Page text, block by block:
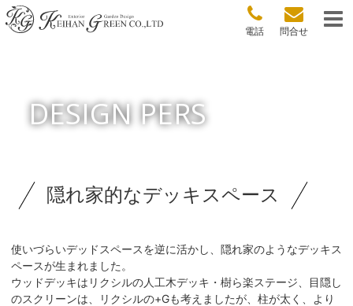
問合せ
電話
DESIGN PERS
隠れ家的なデッキスペース
使いづらいデッドスペースを逆に活かし、隠れ家のようなデッキス
ペースが生まれました。
ウッドデッキはリクシルの人工木デッキ・樹ら楽ステージ、目隠し
のスクリーンは、リクシルの+Gも考えましたが、柱が太く、より